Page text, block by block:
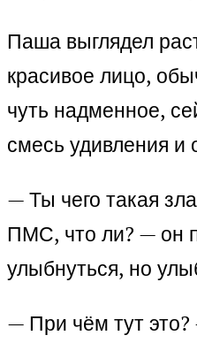
Паша выглядел
красивое лицо,
чуть надменное,
смесь удивления и
— Ты чего такая
ПМС, что ли? — он
улыбнуться, но
— При чём тут